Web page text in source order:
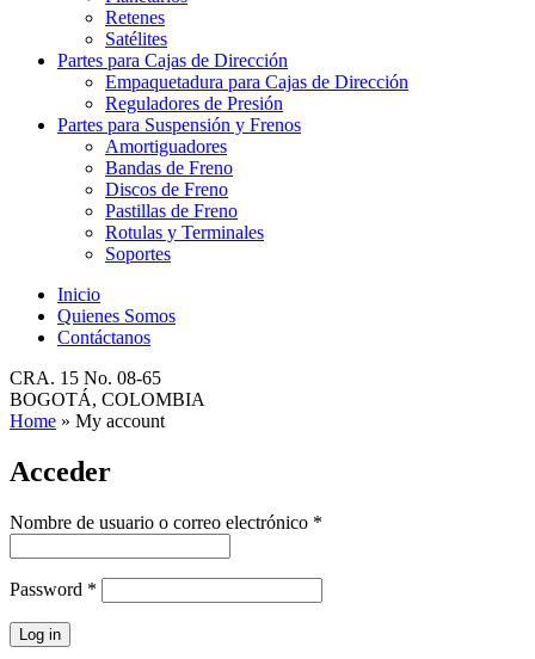
Retenes
Satélites
Partes para Cajas de Dirección
Empaquetadura para Cajas de Dirección
Reguladores de Presión
Partes para Suspensión y Frenos
Amortiguadores
Bandas de Freno
Discos de Freno
Pastillas de Freno
Rotulas y Terminales
Soportes
Inicio
Quienes Somos
Contáctanos
CRA. 15 No. 08-65
BOGOTÁ, COLOMBIA
Home » My account
Acceder
Nombre de usuario o correo electrónico *
Password *
Log in